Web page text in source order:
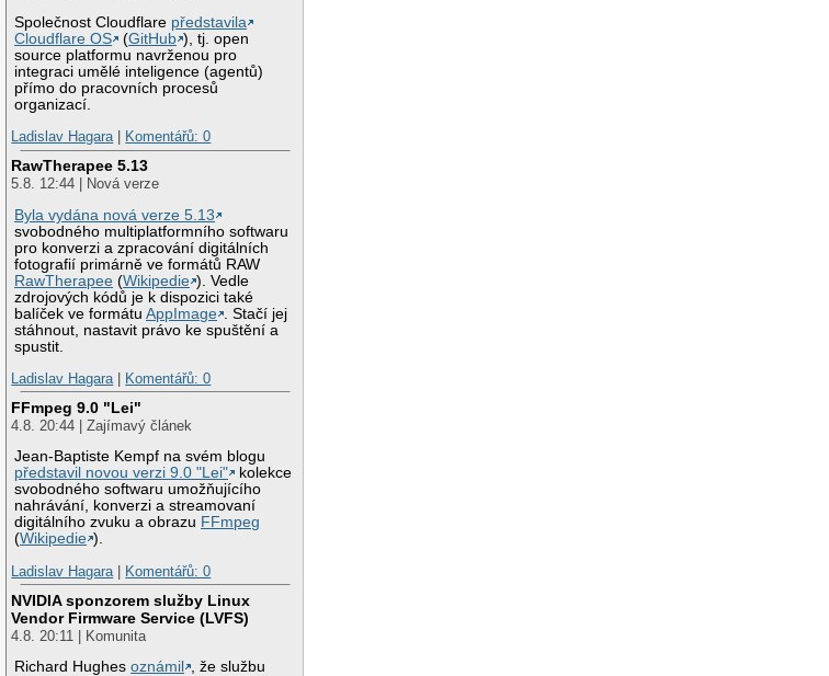
Společnost Cloudflare představila
Cloudflare OS
(GitHub ), tj. open
source platformu navrženou pro
integraci umělé inteligence (agentů)
přímo do pracovních procesů
organizací.
Ladislav Hagara| Komentářů: 0
RawTherapee 5.13
5.8. 12:44 | Nová verze
Byla vydána nová verze 5.13
svobodného multiplatformního softwaru
pro konverzi a zpracování digitálních
fotografií primárně ve formátů RAW
RawTherapee (Wikipedie ). Vedle
zdrojových kódů je k dispozici také
balíček ve formátuAppImage
. Stačí jej
stáhnout, nastavit právo ke spuštění a
spustit.
Ladislav Hagara| Komentářů: 0
FFmpeg 9.0 "Lei"
4.8. 20:44 | Zajímavý článek
Jean-Baptiste Kempf na svém blogu
představil novou verzi 9.0 "Lei"
kolekce
svobodného softwaru umožňujícího
nahrávání, konverzi a streamovaní
digitálního zvuku a obrazu FFmpeg
(Wikipedie ).
Ladislav Hagara| Komentářů: 0
NVIDIA sponzorem služby Linux
Vendor Firmware Service (LVFS)
4.8. 20:11 | Komunita
Richard Hughesoznámil
, že službu